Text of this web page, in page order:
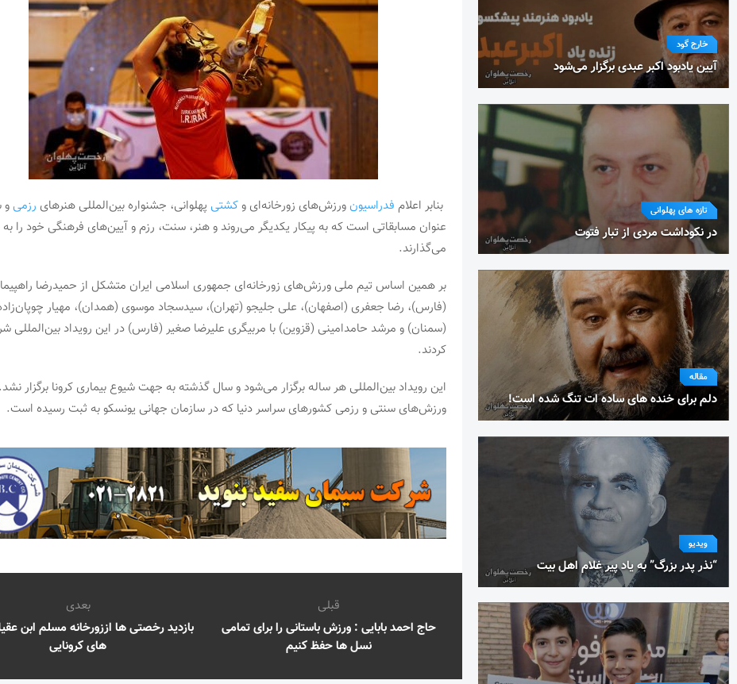
خارج گود
آیین یادبود اکبر عبدی برگزار می‌شود
تازه های پهلوانی
در نکوداشت مردی از تبار فتوت
مقاله
دلم برای خنده های ساده ات تنگ شده است!
ویدیو
“نذر پدر بزرگ” به یاد پیر غلام اهل بیت
بنابر اعلام فدراسیونورزش‌های زورخانه‌ای وکشتی پهلوانی، جشنواره بین‌المللی هنرهای رزمیو
عنوان مسابقاتی است که به پیکار یکدیگر می‌روند و هنر، سنت، رزم و آیین‌های فرهنگی خود را
می‌گذارند.
بر همین اساس تیم ملی ورزش‌های زورخانه‌ای جمهوری اسلامی ایران متشکل از حمیدرضا راهپیما
(فارس)، رضا جعفری (اصفهان)، علی جلیجو (تهران)، سیدسجاد موسوی (همدان)، مهیار
(سمنان) و مرشد حامدامینی (قزوین) با مربیگری علیرضا صغیر (فارس) در این رویداد بین‌المللی
کردند.
این رویداد بین‌المللی هر ساله برگزار می‌شود و سال گذشته به جهت شیوع بیماری کرونا برگزار نشد.
ورزش‌های سنتی و رزمی کشورهای سراسر دنیا که در سازمان جهانی یونسکو به ثبت رسیده است.
قبلی
حاج احمد بابایی : ورزش باستانی را برای تمامی
نسل ها حفظ کنیم
بعدی
بازدید رخصتی ها اززورخانه مسلم ابن
های کرونایی